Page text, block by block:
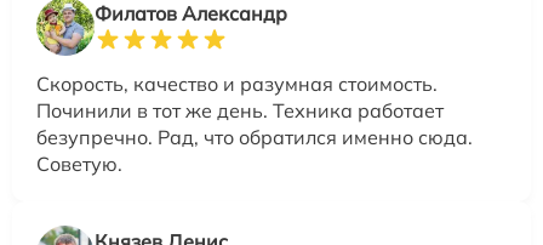
Филатов Александр
Скорость, качество и разумная стоимость.
Починили в тот же день. Техника работает
безупречно. Рад, что обратился именно сюда.
Советую.